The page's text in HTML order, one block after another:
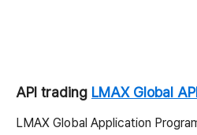
API trading LMAX Global
LMAX Global Application